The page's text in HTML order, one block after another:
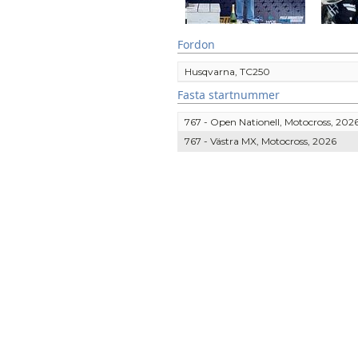
Fordon
Husqvarna, TC250
Fasta startnummer
767 - Open Nationell, Motocross,
767 - Västra MX, Motocross, 2026